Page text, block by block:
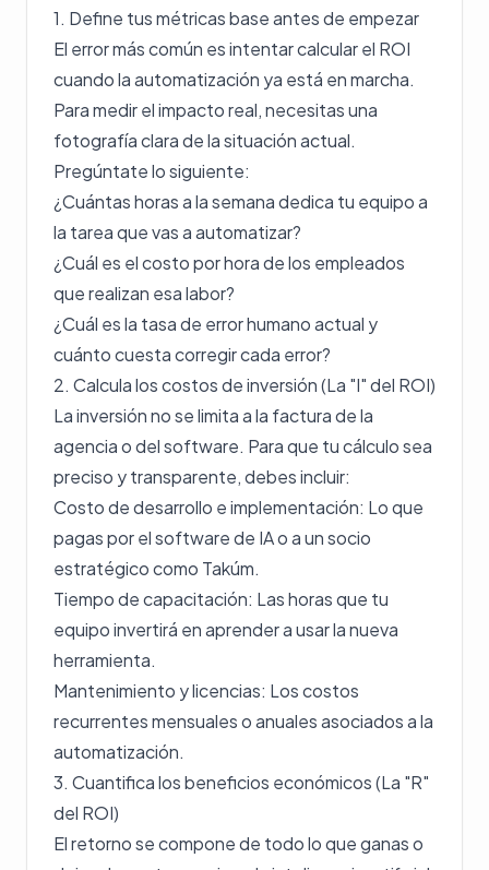
1. Define tus métricas base antes de empezar
El error más común es intentar calcular el ROI
cuando la automatización ya está en marcha.
Para medir el impacto real, necesitas una
fotografía clara de la situación actual.
Pregúntate lo siguiente:
¿Cuántas horas a la semana dedica tu equipo a
la tarea que vas a automatizar?
¿Cuál es el costo por hora de los empleados
que realizan esa labor?
¿Cuál es la tasa de error humano actual y
cuánto cuesta corregir cada error?
2. Calcula los costos de inversión (La "I" del ROI)
La inversión no se limita a la factura de la
agencia o del software. Para que tu cálculo sea
preciso y transparente, debes incluir:
Costo de desarrollo e implementación: Lo que
pagas por el software de IA o a un socio
estratégico como Takúm.
Tiempo de capacitación: Las horas que tu
equipo invertirá en aprender a usar la nueva
herramienta.
Mantenimiento y licencias: Los costos
recurrentes mensuales o anuales asociados a la
automatización.
3. Cuantifica los beneficios económicos (La "R"
del ROI)
El retorno se compone de todo lo que ganas o